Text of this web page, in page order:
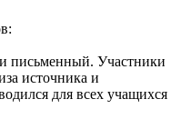
письменный. Участники
источника и
для всех учащихся